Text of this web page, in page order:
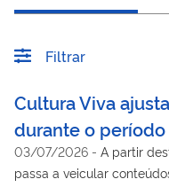
Filtrar
Cultura Viva
durante o
03/07/2026 - A partir
passa a veicular